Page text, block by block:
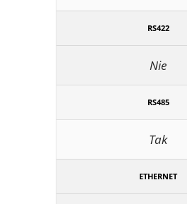
RS422
Nie
RS485
Tak
ETHERNET